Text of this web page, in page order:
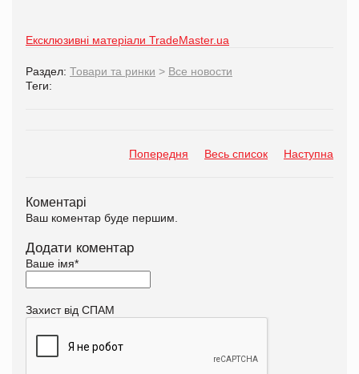
Ексклюзивні матеріали TradeMaster.ua
Раздел: Товари та ринки > Все новости
Теги:
Попередня Весь список Наступна
Коментарі
Ваш коментар буде першим.
Додати коментар
Ваше імя*
Захист від СПАМ